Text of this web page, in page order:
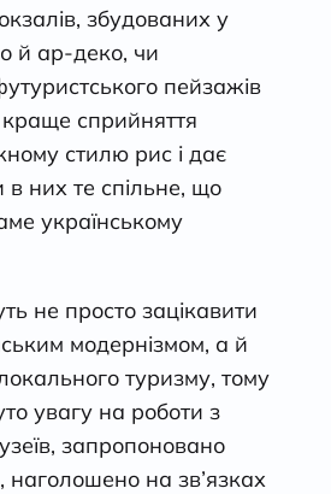
збудованих у
й ар-деко, чи
пейзажів
сприйняття
стилю рис і дає
в них те спільне, що
українському
не просто зацікавити
модернізмом, а й
туризму, тому
увагу на роботи з
запропоновано
наголошено на зв’язках